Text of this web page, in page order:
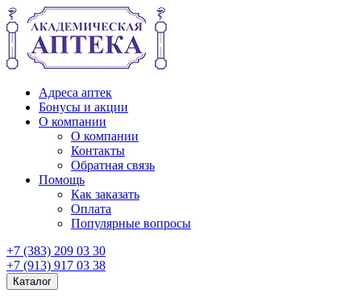
Адреса аптек
Бонусы и акции
О компании
О компании
Контакты
Обратная связь
Помощь
Как заказать
Оплата
Популярные вопросы
+7 (383) 209 03 30
+7 (913) 917 03 38
Каталог